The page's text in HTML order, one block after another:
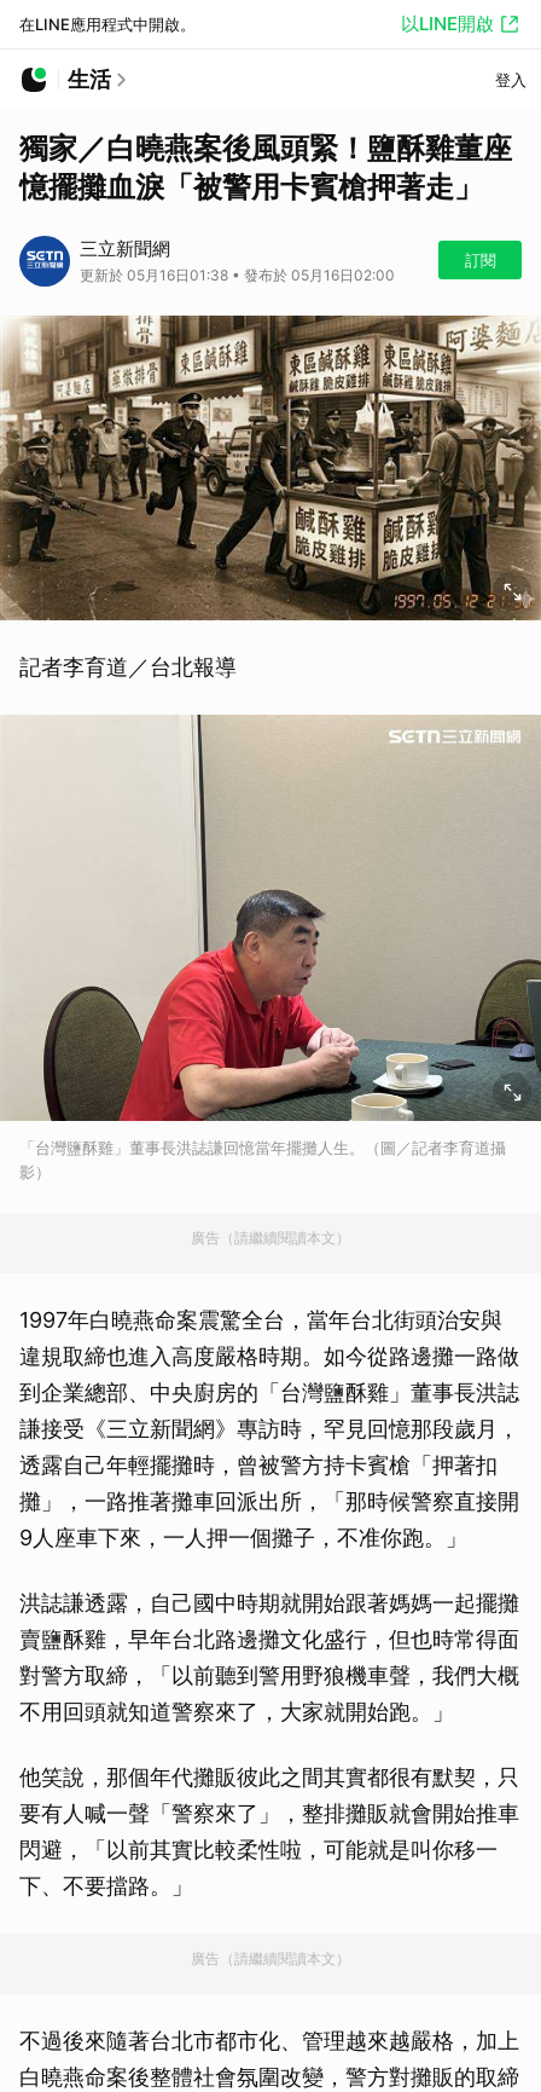
在LINE應用程式中開啟。 以LINE開啟
生活 登入
獨家／白曉燕案後風頭緊！鹽酥雞董座
憶擺攤血淚「被警用卡賓槍押著走」
三立新聞網
更新於 05月16日01:38 • 發布於 05月16日02:00
訂閱
記者李育道／台北報導
「台灣鹽酥雞」董事長洪誌謙回憶當年擺攤人生。（圖／記者李育道攝
影）
廣告（請繼續閱讀本文）
1997年白曉燕命案震驚全台，當年台北街頭治安與
違規取締也進入高度嚴格時期。如今從路邊攤一路做
到企業總部、中央廚房的「台灣鹽酥雞」董事長洪誌
謙接受《三立新聞網》專訪時，罕見回憶那段歲月，
透露自己年輕擺攤時，曾被警方持卡賓槍「押著扣
攤」，一路推著攤車回派出所，「那時候警察直接開
9人座車下來，一人押一個攤子，不准你跑。」
洪誌謙透露，自己國中時期就開始跟著媽媽一起擺攤
賣鹽酥雞，早年台北路邊攤文化盛行，但也時常得面
對警方取締，「以前聽到警用野狼機車聲，我們大概
不用回頭就知道警察來了，大家就開始跑。」
他笑說，那個年代攤販彼此之間其實都很有默契，只
要有人喊一聲「警察來了」，整排攤販就會開始推車
閃避，「以前其實比較柔性啦，可能就是叫你移一
下、不要擋路。」
廣告（請繼續閱讀本文）
不過後來隨著台北市都市化、管理越來越嚴格，加上
白曉燕命案後整體社會氛圍改變，警方對攤販的取締